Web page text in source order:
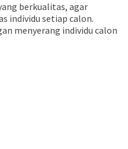
berkualitas, agar
individu setiap calon.
menyerang individu calon